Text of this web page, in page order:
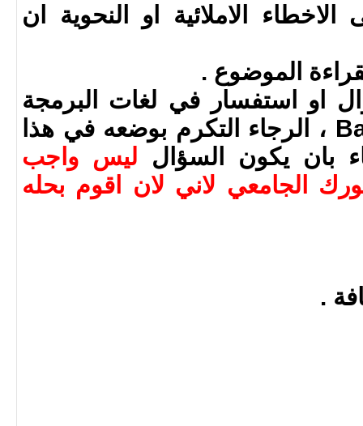
الاملائية او النحوية ان
او استفسار في لغات البرمجة
Bash , Ada , Java or C ، الرجاء التكرم بوضعه في هذا
بان يكون السؤال ليس واجب
الجامعي لاني لان اقوم بحله
.